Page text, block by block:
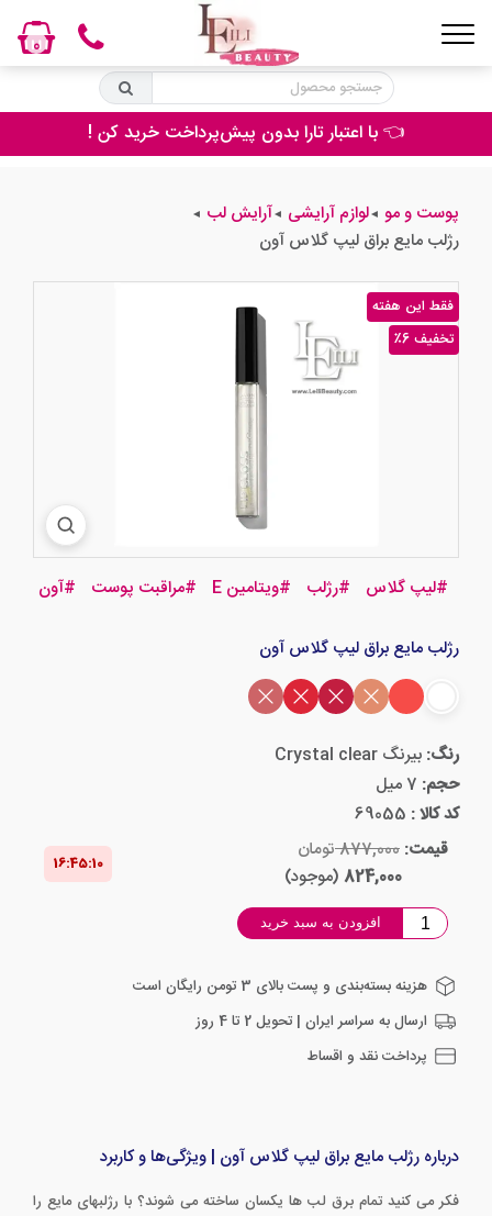
👈 با اعتبار تارا بدون پیش‌پرداخت خرید کن !
0
پوست و مو ◄لوازم آرایشی ◄آرایش لب ◄
رژلب مایع براق لیپ گلاس آون
٪6 تخفیف
فقط این هفته
#لیپ گلاس #رژلب #ویتامین E #مراقبت پوست #آون
رژلب مایع براق لیپ گلاس آون
رنگ: بیرنگ Crystal clear
حجم: 7 میل
کد کالا : 69055
قیمت: 877,000 تومان
824,000 (موجود)
16:45‌:‌09
افزودن به سبد خرید
هزینه بسته‌بندی و پست بالای 3 تومن رایگان است
ارسال به سراسر ایران | تحویل 2 تا 4 روز
پرداخت نقد و اقساط
درباره رژلب مایع براق لیپ گلاس آون | ویژگی‌ها و کاربرد
فکر می کنید تمام برق لب ها یکسان ساخته می شوند؟ با رژلبهای مایع را